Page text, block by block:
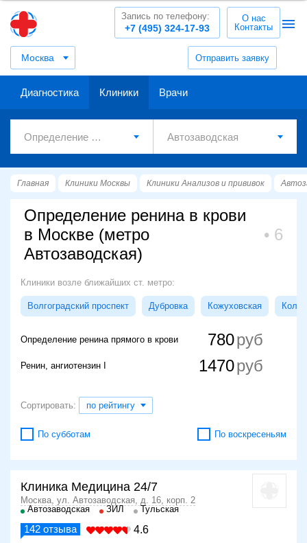
Москва Отправить заявку
+7 (495) 324-17-93
Запись по телефону:
О нас
Контакты
Диагностика Клиники Врачи
Главная Клиники Москвы Клиники Анализов и прививок
Определение ренина в крови
в Москве (метро
Автозаводская)
6
Клиники возле ближайших ст. метро:
Волгоградский проспект Дубровка Кожуховская
Определение ренина прямого в крови 780
Ренин, ангиотензин I 1470
Сортировать: по рейтингу
По субботам По воскресеньям
Клиника Медицина 24/7
Москва, ул. Автозаводская, д. 16, корп. 2
Автозаводская
ЗИЛ Тульская
142 отзыва 4.6